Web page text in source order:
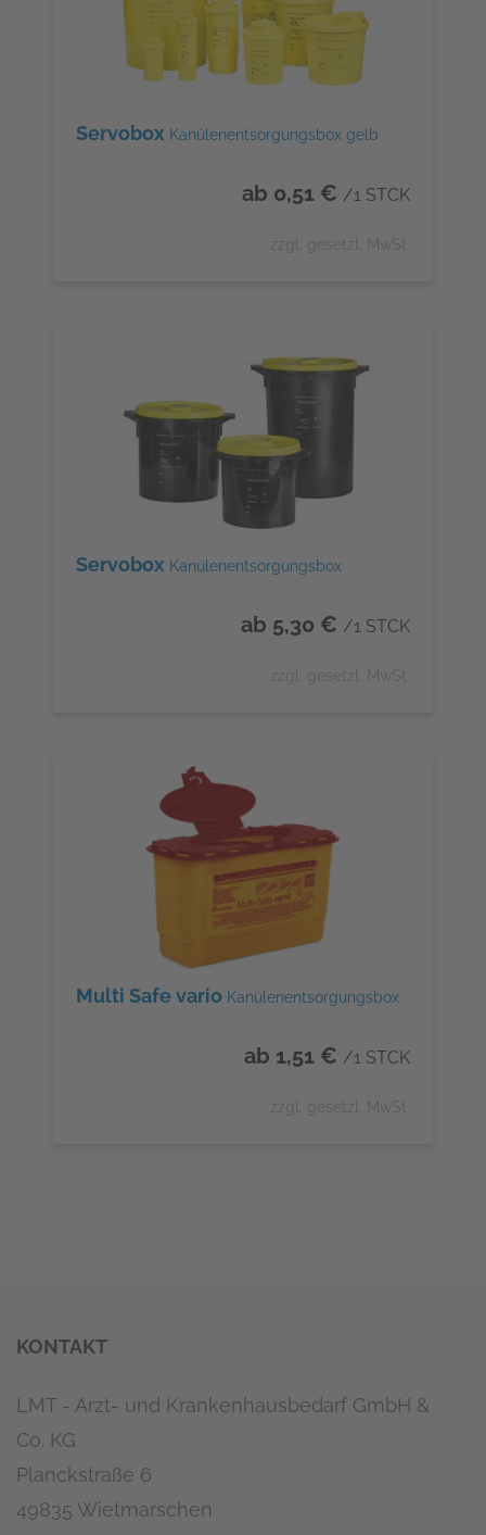
Servobox Kanülenentsorgungsbox gelb
ab 0,51 € /1 STCK
zzgl. gesetzl. MwSt.
Servobox Kanülenentsorgungsbox
ab 5,30 € /1 STCK
zzgl. gesetzl. MwSt.
Multi Safe vario Kanülenentsorgungsbox
ab 1,51 € /1 STCK
zzgl. gesetzl. MwSt.
KONTAKT
LMT - Arzt- und Krankenhausbedarf GmbH &
Co. KG
Planckstraße 6
49835 Wietmarschen